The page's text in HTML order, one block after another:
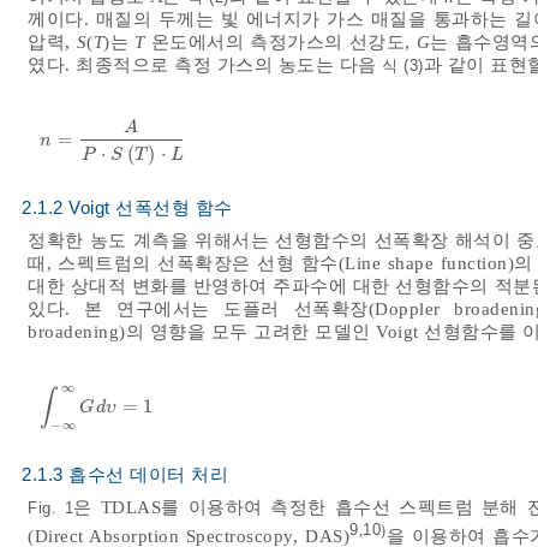
께이다. 매질의 두께는 빛 에너지가 가스 매질을 통과하는
압력, S(T)는 T온도에서의 측정가스의 선강도, G는 흡수영역
였다. 최종적으로 측정 가스의 농도는 다음 식 (3)과 같이 표현
n =
A
P ⋅ S (T) ⋅ L
n=AP⋅ST⋅L
2.1.2 Voigt 선폭선형 함수
정확한 농도 계측을 위해서는 선형함수의 선폭확장 해석이
때, 스펙트럼의 선폭확장은 선형 함수(Line shape function)
대한 상대적 변화를 반영하여 주파수에 대한 선형함수의 적
있다. 본 연구에서는 도플러 선폭확장(Doppler
broadening)의 영향을 모두 고려한 모델인 Voigt 선형함수를
∫ ∞
−∞
Gdυ = 1
∞∞Gdυ=1
2.1.3 흡수선 데이터 처리
Fig. 1 은 TDLAS를 이용하여 측정한 흡수선 스펙트럼 분해
(Direct Absorption Spectroscopy, DAS)9,10)을 이용하여 흡수